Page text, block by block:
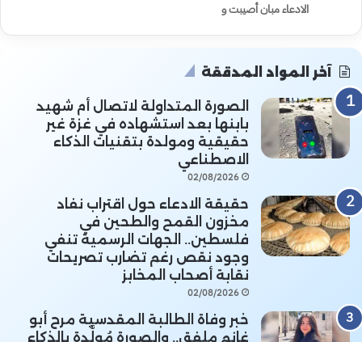
الادعاء مبان أصيبت و
آخر المواد المدققة
الصورة المتداولة لاتصال أم شهيد
بابنها بعد استشهاده في غزة غير
حقيقية ومولدة بتقنيات الذكاء
الاصطناعي
02/08/2026
حقيقة الادعاء حول اقتراب نفاد
مخزون القمح والطحين في
فلسطين.. الجهات الرسمية تنفي
وجود نقص رغم تضارب تصريحات
نقابة أصحاب المخابز
02/08/2026
خبر وفاة الطالبة المقدسية مرح أبو
غانم ملفق.. والصورة مُولَّدة بالذكاء